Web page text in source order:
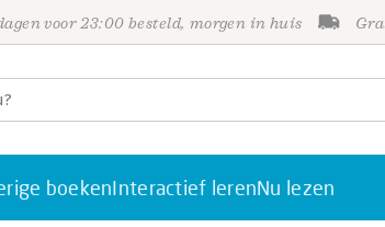
voor 23:00 besteld, morgen in huis
boekenInteractief lerenNu lezen